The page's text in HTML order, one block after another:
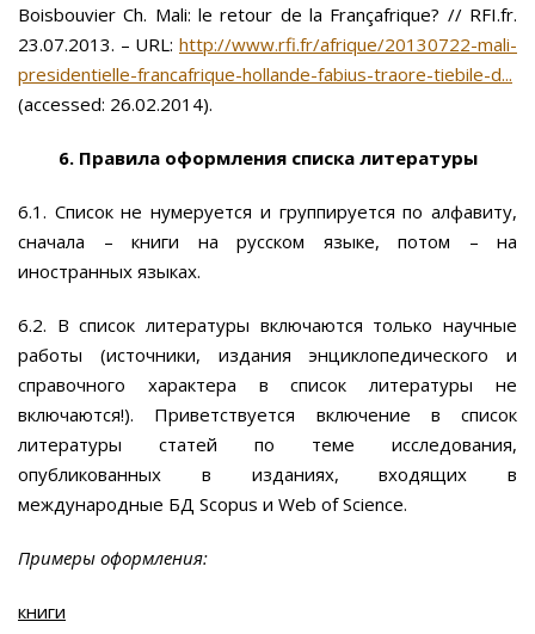
Boisbouvier Ch. Mali: le retour de la Françafrique? // RFI.fr.
23.07.2013. – URL: http://www.rfi.fr/afrique/20130722-mali-
presidentielle-francafrique-hollande-fabius-traore-tiebile-d...
(accessed: 26.02.2014).
6. Правила оформления списка литературы
6.1. Список не нумеруется и группируется по алфавиту,
сначала – книги на русском языке, потом – на
иностранных языках.
6.2. В список литературы включаются только научные
работы (источники, издания энциклопедического и
справочного характера в список литературы не
включаются!). Приветствуется включение в список
литературы статей по теме исследования,
опубликованных в изданиях, входящих в
международные БД Scopus и Web of Science.
Примеры оформления:
книги